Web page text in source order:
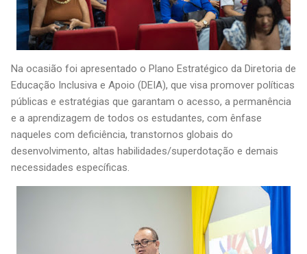
Na ocasião foi apresentado o Plano Estratégico da Diretoria de
Educação Inclusiva e Apoio (DEIA), que visa promover políticas
públicas e estratégias que garantam o acesso, a permanência
e a aprendizagem de todos os estudantes, com ênfase
naqueles com deficiência, transtornos globais do
desenvolvimento, altas habilidades/superdotação e demais
necessidades específicas.